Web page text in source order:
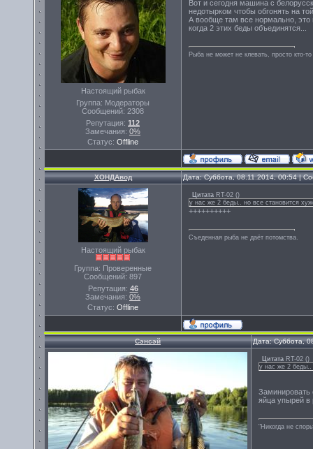
Настоящий рыбак
Группа: Модераторы
Сообщений: 2308
Репутация: 112
Замечания: 0%
Статус: Offline
Вот и сегодня машина с
недотырком чтобы обгонять на
А вообще там все нормально, это
когда 2 этих беды объединятся...
Рыба не может не клевать, просто кто-
ХОНДАвод Дата: Суббота, 08.11.2014, 00:54 |
Настоящий рыбак
Группа: Проверенные
Сообщений: 897
Репутация: 46
Замечания: 0%
Статус: Offline
Цитата RT-02 ()
у нас же 2 беды.. но все становится
++++++++++
Съеденная рыба не даёт потомства.
Сэнсэй Дата: Суббота,
Цитата RT-02 ()
у нас же 2 беды..
Заминировать
яйца упырей в
"Никогда не